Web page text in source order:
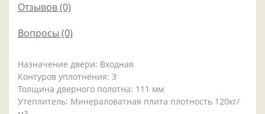
Отзывов (0)
Вопросы (0)
Назначение двери: Входная
Контуров уплотнения: 3
Толщина дверного полотна: 111 мм
Утеплитель: Минераловатная плита плотность 120кг/